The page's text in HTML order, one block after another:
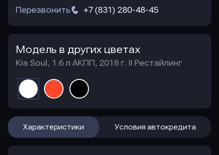
+7 (831) 280-48-45
Перезвонить
Модель в других цветах
Kia Soul, 1.6 л АКПП, 2018 г. II Рестайлинг
Характеристики Условия автокредита